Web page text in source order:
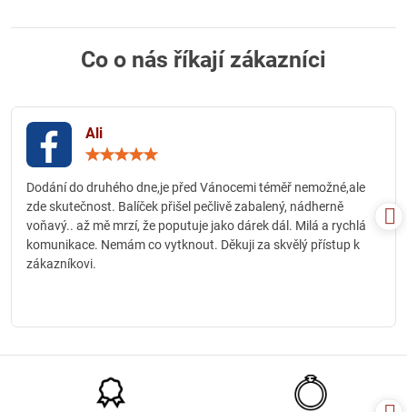
Co o nás říkají zákazníci
Ali
5
Dodání do druhého dne,je před Vánocemi téměř nemožné,ale
zde skutečnost. Balíček přišel pečlivě zabalený, nádherně
voňavý.. až mě mrzí, že poputuje jako dárek dál. Milá a rychlá
komunikace. Nemám co vytknout. Děkuji za skvělý přístup k
zákazníkovi.